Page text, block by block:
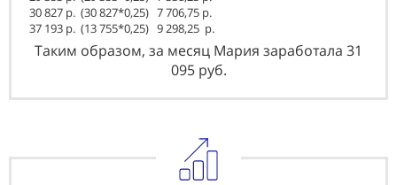
30 827 р. (30 827*0,25) 7 706,75 р.
37 193 р. (13 755*0,25) 9 298,25 р.
Таким образом, за месяц Мария заработала 31
095 руб.